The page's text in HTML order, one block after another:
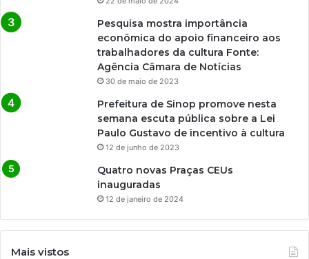
Pesquisa mostra importância
econômica do apoio financeiro aos
trabalhadores da cultura Fonte:
Agência Câmara de Notícias
30 de maio de 2023
Prefeitura de Sinop promove nesta
semana escuta pública sobre a Lei
Paulo Gustavo de incentivo à cultura
12 de junho de 2023
Quatro novas Praças CEUs
inauguradas
12 de janeiro de 2024
Mais vistos